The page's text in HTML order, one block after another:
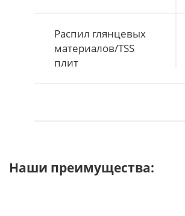
Распил глянцевых
материалов/TSS
плит
Наши преимущества: